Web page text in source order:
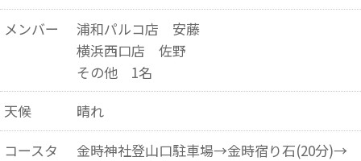
メンバー
浦和パルコ店 安藤
横浜西口店 佐野
その他 1名
天候
晴れ
コースタ
金時神社登山口駐車場→金時宿り石(20分)→